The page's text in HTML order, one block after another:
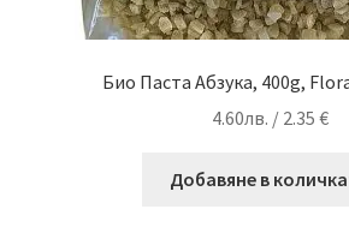
Био Паста Абзука, 400g,
4.60лв. / 2.35 €
Добавяне в